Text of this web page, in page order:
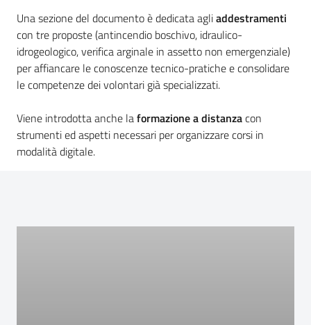
Una sezione del documento è dedicata agliaddestramenti
con tre proposte (antincendio boschivo, idraulico-
idrogeologico, verifica arginale in assetto non emergenziale)
per affiancare le conoscenze tecnico-pratiche e consolidare
le competenze dei volontari già specializzati.
Viene introdotta anche laformazione a distanzacon
strumenti ed aspetti necessari per organizzare corsi in
modalità digitale.